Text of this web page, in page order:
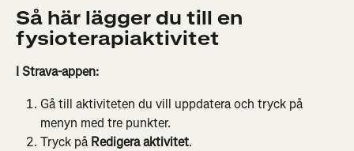
Så här lägger du till en
fysioterapiaktivitet
I Strava-appen:
Gå till aktiviteten du vill uppdatera och tryck på
menyn med tre punkter.
Tryck på Redigera aktivitet.